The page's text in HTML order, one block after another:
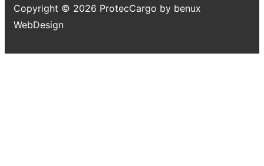
Copyright © 2026 ProtecCargo by benux
WebDesign